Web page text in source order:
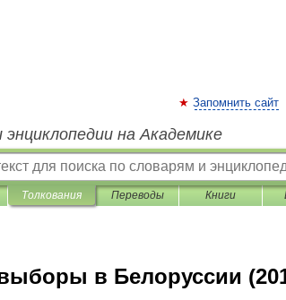
Запомнить сайт
энциклопедии на Академике
Толкования Переводы Книги
в Белоруссии